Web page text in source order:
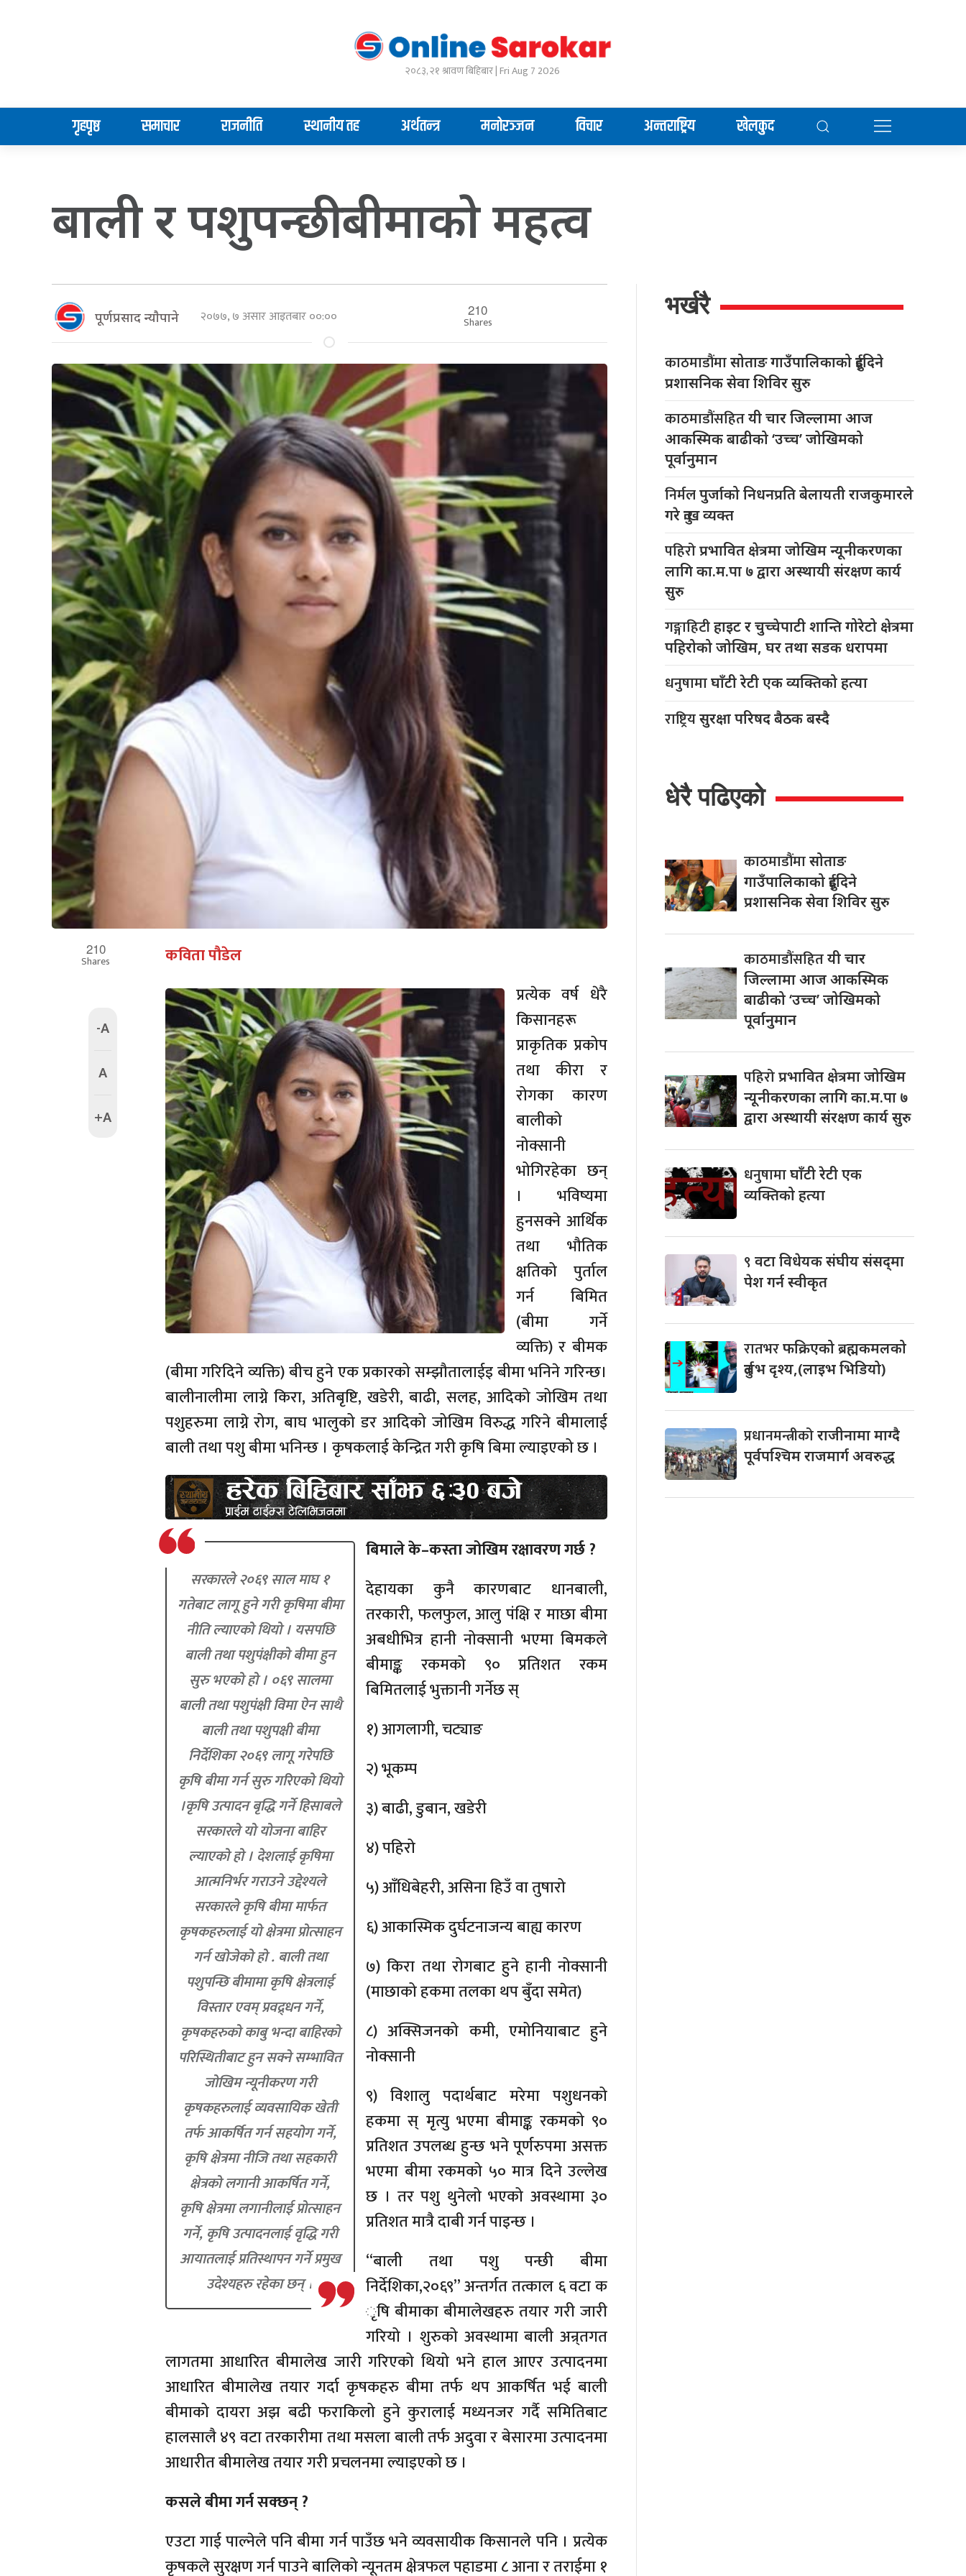
२०८३, २१ श्रावण बिहिबार | Fri Aug 7 2026
गृहपृष्ठ समाचार राजनीति स्थानीय तह अर्थतन्त्र मनोरञ्जन विचार अन्तराष्ट्रिय खेलकुद
बाली र पशुपन्छी बीमाकाे महत्व
पूर्णप्रसाद न्याैपाने २०७७, ७ असार आइतबार ००:०० 210
Shares
210
Shares
-A
A
+A
कविता पौडेल
प्रत्येक वर्ष धेरै
किसानहरू
प्राकृतिक प्रकोप
तथा कीरा र
रोगका कारण
बालीको
नोक्सानी
भोगिरहेका छन्
। भविष्यमा
हुनसक्ने आर्थिक
तथा भौतिक
क्षतिको पुर्ताल
गर्न बिमित
(बीमा गर्ने
व्यक्ति) र बीमक
(बीमा गरिदिने व्यक्ति) बीच हुने एक प्रकारको सम्झौतालाईइ बीमा भनिने गरिन्छ।
बालीनालीमा लाग्ने किरा, अतिबृष्टि, खडेरी, बाढी, सलह, आदिको जोखिम तथा
पशुहरुमा लाग्ने रोग, बाघ भालुको डर आदिको जोखिम विरुद्ध गरिने बीमालाई
बाली तथा पशु बीमा भनिन्छ । कृषकलाई केन्द्रित गरी कृषि बिमा ल्याइएको छ ।
सरकारले २०६९ साल माघ १
गतेबाट लागू हुने गरी कृषिमा बीमा
नीति ल्याएको थियो । यसपछि
बाली तथा पशुपंक्षीको बीमा हुन
सुरु भएको हो । ०६९ सालमा
बाली तथा पशुपंक्षी विमा ऐन साथै
बाली तथा पशुपक्षी बीमा
निर्देशिका २०६९ लागू गरेपछि
कृषि बीमा गर्न सुरु गरिएको थियो
।कृषि उत्पादन बृद्धि गर्ने हिसाबले
सरकारले यो योजना बाहिर
ल्याएको हो । देशलाई कृषिमा
आत्मनिर्भर गराउने उद्देश्यले
सरकारले कृषि बीमा मार्फत
कृषकहरुलाई यो क्षेत्रमा प्रोत्साहन
गर्न खोजेको हो . बाली तथा
पशुपन्छि बीमामा कृषि क्षेत्रलाई
विस्तार एवम् प्रवद्र्धन गर्ने,
कृषकहरुको काबु भन्दा बाहिरको
परिस्थितीबाट हुन सक्ने सम्भावित
जोखिम न्यूनीकरण गरी
कृषकहरुलाई व्यवसायिक खेती
तर्फ आकर्षित गर्न सहयोग गर्ने,
कृषि क्षेत्रमा नीजि तथा सहकारी
क्षेत्रको लगानी आकर्षित गर्ने,
कृषि क्षेत्रमा लगानीलाई प्रोत्साहन
गर्ने, कृषि उत्पादनलाई वृद्धि गरी
आयातलाई प्रतिस्थापन गर्ने प्रमुख
उदेश्यहरु रहेका छन् ।
बिमाले के–कस्ता जोखिम रक्षावरण गर्छ ?
देहायका कुनै कारणबाट धानबाली,
तरकारी, फलफुल, आलु पंक्षि र माछा बीमा
अबधीभित्र हानी नोक्सानी भएमा बिमकले
बीमाङ्क रकमको ९० प्रतिशत रकम
बिमितलाई भुक्तानी गर्नेछ स्
१) आगलागी, चट्याङ
२) भूकम्प
३) बाढी, डुबान, खडेरी
४) पहिरो
५) आँधिबेहरी, असिना हिउँ वा तुषारो
६) आकास्मिक दुर्घटनाजन्य बाह्य कारण
७) किरा तथा रोगबाट हुने हानी नोक्सानी
(माछाको हकमा तलका थप बुँदा समेत)
८) अक्सिजनको कमी, एमोनियाबाट हुने
नोक्सानी
९) विशालु पदार्थबाट मरेमा पशुधनको
हकमा स् मृत्यु भएमा बीमाङ्क रकमको ९०
प्रतिशत उपलब्ध हुन्छ भने पूर्णरुपमा असक्त
भएमा बीमा रकमको ५० मात्र दिने उल्लेख
छ । तर पशु थुनेलो भएको अवस्थामा ३०
प्रतिशत मात्रै दाबी गर्न पाइन्छ ।
“बाली तथा पशु पन्छी बीमा
निर्देशिका,२०६९” अन्तर्गत तत्काल ६ वटा क
ृषि बीमाका बीमालेखहरु तयार गरी जारी
गरियो । शुरुको अवस्थामा बाली अन्र्तगत
लागतमा आधारित बीमालेख जारी गरिएको थियो भने हाल आएर उत्पादनमा
आधारित बीमालेख तयार गर्दा कृषकहरु बीमा तर्फ थप आकर्षित भई बाली
बीमाको दायरा अझ बढी फराकिलो हुने कुरालाई मध्यनजर गर्दै समितिबाट
हालसालै ४९ वटा तरकारीमा तथा मसला बाली तर्फ अदुवा र बेसारमा उत्पादनमा
आधारीत बीमालेख तयार गरी प्रचलनमा ल्याइएको छ ।
कसले बीमा गर्न सक्छन् ?
एउटा गाई पाल्नेले पनि बीमा गर्न पाउँछ भने व्यवसायीक किसानले पनि । प्रत्येक
कृषकले सुरक्षण गर्न पाउने बालिको न्यूनतम क्षेत्रफल पहाडमा ८ आना र तराईमा १
भर्खरै
काठमाडौंमासोताङ गाउँपालिकाको दुईदिने
प्रशासनिक सेवा शिविर सुरु
काठमाडौंसहितयी चार जिल्लामा आज
आकस्मिक बाढीको ‘उच्च’ जोखिमको
पूर्वानुमान
निर्मलपुर्जाको निधनप्रति बेलायती राजकुमारले
गरे दुःख व्यक्त
पहिरोप्रभावित क्षेत्रमा जोखिम न्यूनीकरणका
लागि का.म.पा ७ द्वारा अस्थायी संरक्षण कार्य
सुरु
गङ्गाहिटीहाइट र चुच्चेपाटी शान्ति गोरेटो क्षेत्रमा
पहिरोको जोखिम, घर तथा सडक धरापमा
धनुषामाघाँटी रेटी एक व्यक्तिको हत्या
राष्ट्रियसुरक्षा परिषद बैठक बस्दै
धेरै पढिएको
काठमाडौंमासोताङ
गाउँपालिकाको दुईदिने
प्रशासनिक सेवा शिविर सुरु
काठमाडौंसहितयी चार
जिल्लामा आज आकस्मिक
बाढीको ‘उच्च’ जोखिमको
पूर्वानुमान
पहिरोप्रभावित क्षेत्रमा जोखिम
न्यूनीकरणका लागि का.म.पा ७
द्वारा अस्थायी संरक्षण कार्य सुरु
धनुषामाघाँटी रेटी एक
व्यक्तिको हत्या
९वटा विधेयक संघीय संसद्‌मा
पेश गर्न स्वीकृत
रातभरफक्रिएको ब्रह्मकमलको
दुर्लभ दृश्य,(लाइभ भिडियो)
प्रधानमन्त्रीकोराजीनामा माग्दै
पूर्वपश्चिम राजमार्ग अवरुद्ध